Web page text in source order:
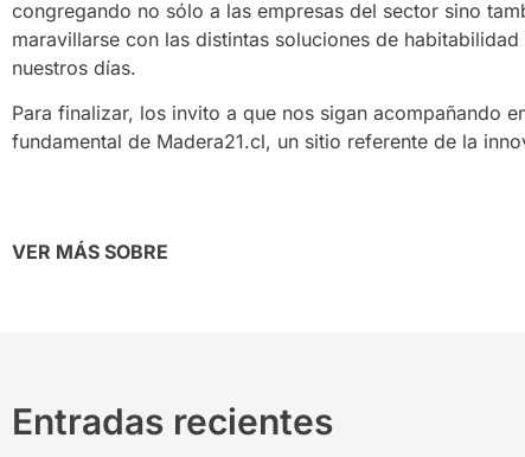
congregando no sólo a las empresas del sector sino
maravillarse con las distintas soluciones de
nuestros días.
Para finalizar, los invito a que nos sigan acompañando
fundamental de Madera21.cl, un sitio referente de la
VER MÁS SOBRE
Entradas recientes